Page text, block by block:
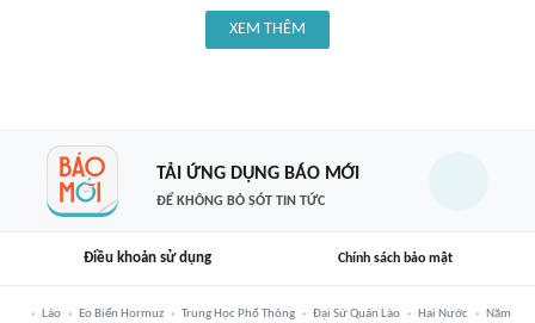
XEM THÊM
TẢI ỨNG DỤNG BÁO MỚI
ĐỂ KHÔNG BỎ SÓT TIN TỨC
Điều khoản sử dụng Chính sách bảo mật
Lào Eo Biển Hormuz Trung Học Phổ Thông Đại Sứ Quán Lào Hai Nước Năm